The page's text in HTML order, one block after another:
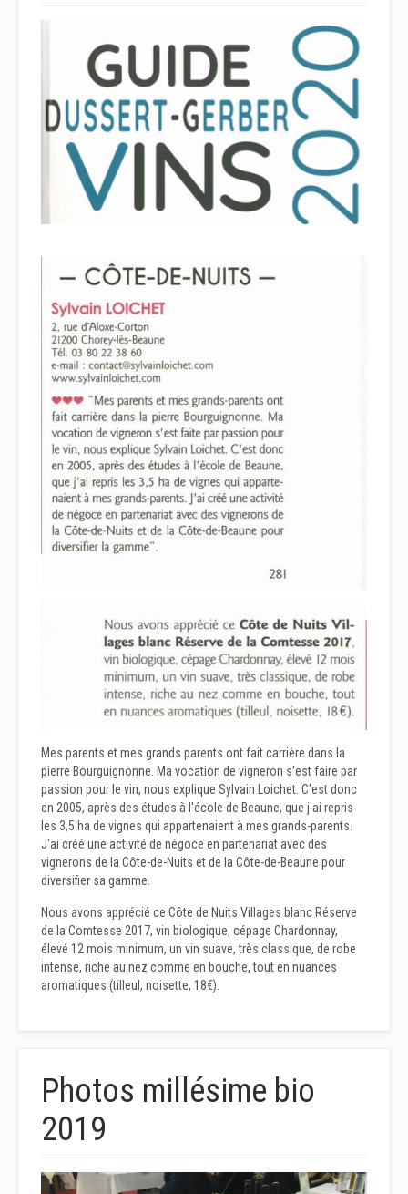
Mes parents et mes grands parents ont fait carrière dans la
pierre Bourguignonne. Ma vocation de vigneron s'est faire par
passion pour le vin, nous explique Sylvain Loichet. C'est donc
en 2005, après des études à l'école de Beaune, que j'ai repris
les 3,5 ha de vignes qui appartenaient à mes grands-parents.
J'ai créé une activité de négoce en partenariat avec des
vignerons de la Côte-de-Nuits et de la Côte-de-Beaune pour
diversifier sa gamme.
Nous avons apprécié ce Côte de Nuits Villages blanc Réserve
de la Comtesse 2017, vin biologique, cépage Chardonnay,
élevé 12 mois minimum, un vin suave, très classique, de robe
intense, riche au nez comme en bouche, tout en nuances
aromatiques (tilleul, noisette, 18€).
Photos millésime bio
2019